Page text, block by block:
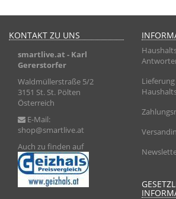
KONTAKT ZU UNS
smartlive.at - Karl
Gererstorfer
Waldmüllerstraße 5/2
3151 St. St. Pölten
Österreich
E-Mail:
shop@smartlive.at
Auch zu finden auf